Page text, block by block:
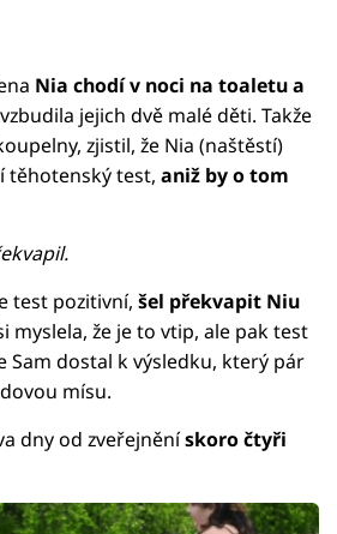
Nia chodí v noci na toaletu a
jejich dvě malé děti. Takže
zjistil, že Nia (naštěstí)
těhotenský test, aniž by o tom
test pozitivní, šel překvapit Niu
myslela, že je to vtip, ale pak test
Sam dostal k výsledku, který pár
mísu.
dny od zveřejněnískoro čtyři